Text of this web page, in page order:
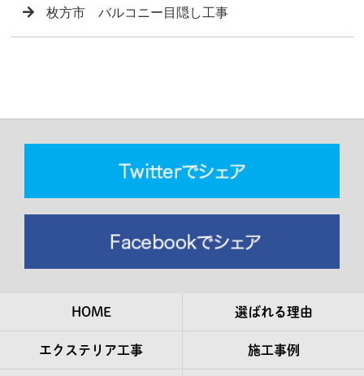
枚方市 バルコニー目隠し工事
HOME 選ばれる理由
エクステリア工事 施工事例